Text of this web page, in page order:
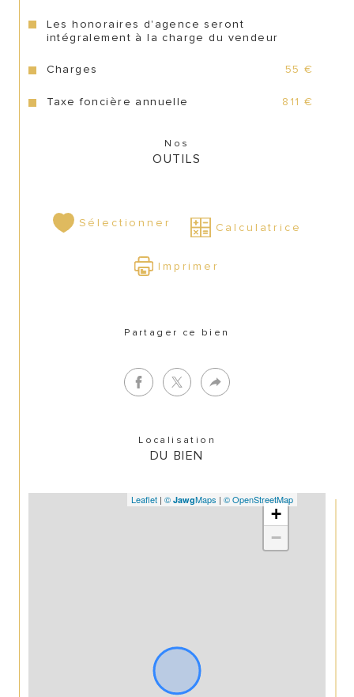
Les honoraires d'agence seront
intégralement à la charge du vendeur
Charges 55 €
Taxe foncière annuelle 811 €
Nos
OUTILS
Sélectionner Calculatrice
Imprimer
Partager ce bien
Localisation
DU BIEN
+
−
Leaflet | © JawgMaps | © OpenStreetMap